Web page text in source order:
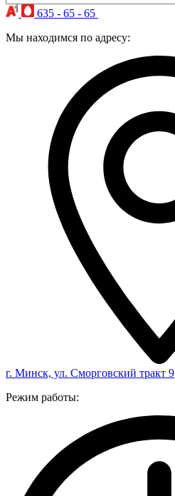
635 - 65 - 65
Мы находимся по адресу:
г. Минск, ул. Сморговский тракт 9
Режим работы: